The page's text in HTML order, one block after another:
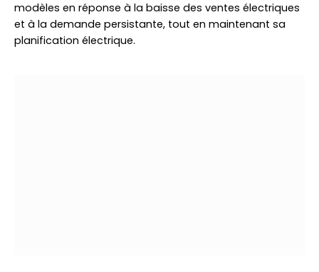
modèles en réponse à la baisse des ventes électriques
et à la demande persistante, tout en maintenant sa
planification électrique.